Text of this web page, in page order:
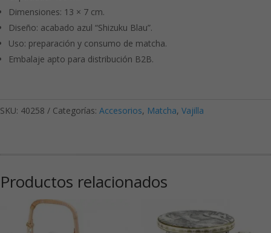
Dimensiones: 13 × 7 cm.
Diseño: acabado azul “Shizuku Blau”.
Uso: preparación y consumo de matcha.
Embalaje apto para distribución B2B.
SKU: 40258 Categorías: Accesorios, Matcha, Vajilla
Productos relacionados